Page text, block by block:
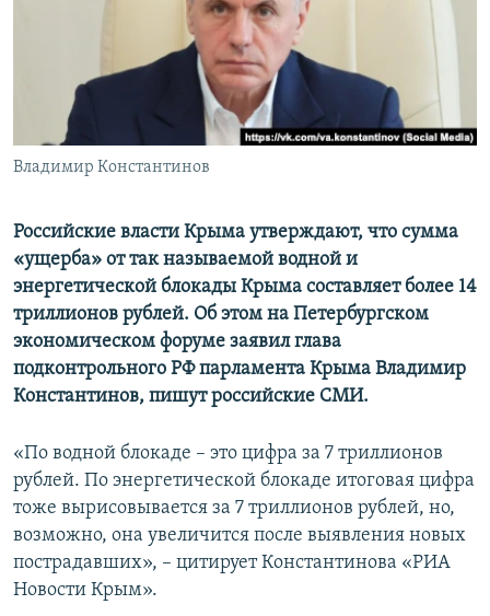
ПОБЕДИТЕЛЕЙ НЕ СУДЯТ?
КРЫМ.НЕПОКОРЕННЫЙ
ELIFBE
УКРАИНСКАЯ ПРОБЛЕМА КРЫМА
Все сайты RFE/RL
Владимир Константинов
Российские власти Крыма утверждают, что сумма
«ущерба» от так называемой водной и
энергетической блокады Крыма составляет более 14
триллионов рублей. Об этом на Петербургском
экономическом форуме заявил глава
подконтрольного РФ парламента Крыма Владимир
Константинов, пишут российские СМИ.
«По водной блокаде – это цифра за 7 триллионов
рублей. По энергетической блокаде итоговая цифра
тоже вырисовывается за 7 триллионов рублей, но,
возможно, она увеличится после выявления новых
пострадавших», – цитирует Константинова «РИА
Новости Крым».